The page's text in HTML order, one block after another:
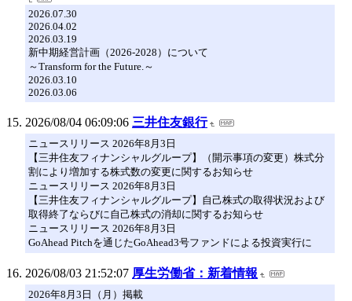
2026.07.30
2026.04.02
2026.03.19
新中期経営計画（2026-2028）について
～Transform for the Future.～
2026.03.10
2026.03.06
2026/08/04 06:09:06 三井住友銀行
ニュースリリース 2026年8月3日
【三井住友フィナンシャルグループ】（開示事項の変更）株式分
割により増加する株式数の変更に関するお知らせ
ニュースリリース 2026年8月3日
【三井住友フィナンシャルグループ】自己株式の取得状況および
取得終了ならびに自己株式の消却に関するお知らせ
ニュースリリース 2026年8月3日
GoAhead Pitchを通じたGoAhead3号ファンドによる投資実行に
2026/08/03 21:52:07 厚生労働省：新着情報
2026年8月3日（月）掲載